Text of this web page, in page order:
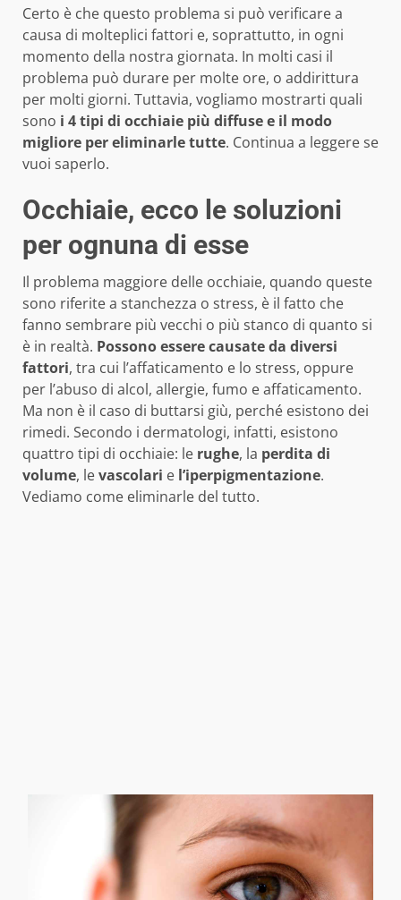
Certo è che questo problema si può verificare a
causa di molteplici fattori e, soprattutto, in ogni
momento della nostra giornata. In molti casi il
problema può durare per molte ore, o addirittura
per molti giorni. Tuttavia, vogliamo mostrarti quali
sono i 4 tipi di occhiaie più diffuse e il modo
migliore per eliminarle tutte. Continua a leggere se
vuoi saperlo.
Occhiaie, ecco le soluzioni
per ognuna di esse
Il problema maggiore delle occhiaie, quando queste
sono riferite a stanchezza o stress, è il fatto che
fanno sembrare più vecchi o più stanco di quanto si
è in realtà. Possono essere causate da diversi
fattori, tra cui l’affaticamento e lo stress, oppure
per l’abuso di alcol, allergie, fumo e affaticamento.
Ma non è il caso di buttarsi giù, perché esistono dei
rimedi. Secondo i dermatologi, infatti, esistono
quattro tipi di occhiaie: le rughe, la perdita di
volume, levascolari e l’iperpigmentazione.
Vediamo come eliminarle del tutto.